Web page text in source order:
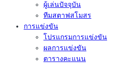
ผู้เล่นปัจจุบัน
ทีมสตาฟสโมสร
การแข่งขัน
โปรแกรมการแข่งขัน
ผลการแข่งขัน
ตารางคะแนน